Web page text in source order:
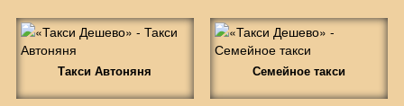
Такси Автоняня Семейное такси